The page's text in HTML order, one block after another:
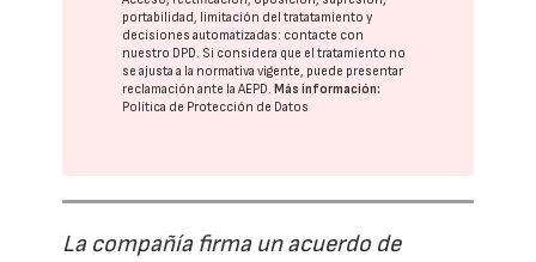
portabilidad, limitación del tratatamiento y
decisiones automatizadas: contacte con
nuestro DPD. Si considera que el tratamiento no
se ajusta a la normativa vigente, puede presentar
reclamación ante laAEPD. Más información:
Política de Protección de Datos
La compañía firma un acuerdo de